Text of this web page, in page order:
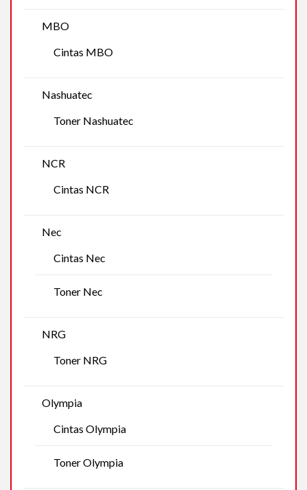
MBO
Cintas MBO
Nashuatec
Toner Nashuatec
NCR
Cintas NCR
Nec
Cintas Nec
Toner Nec
NRG
Toner NRG
Olympia
Cintas Olympia
Toner Olympia